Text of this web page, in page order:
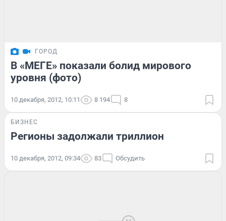
ГОРОД
В «МЕГЕ» показали болид мирового
уровня (фото)
10 декабря, 2012, 10:11 8 194 8
БИЗНЕС
Регионы задолжали триллион
10 декабря, 2012, 09:34 83 Обсудить